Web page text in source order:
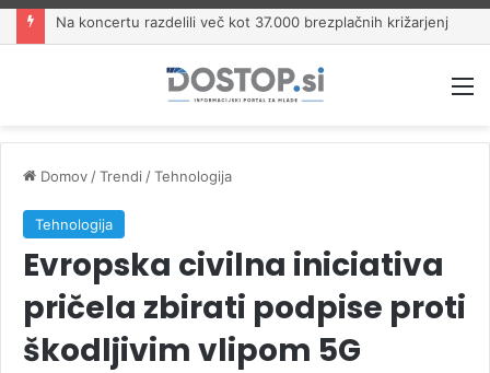
Na koncertu razdelili več kot 37.000 brezplačnih križarjenj
Domov /Trendi /Tehnologija
Tehnologija
Evropska civilna iniciativa
pričela zbirati podpise proti
škodljivim vlipom 5G